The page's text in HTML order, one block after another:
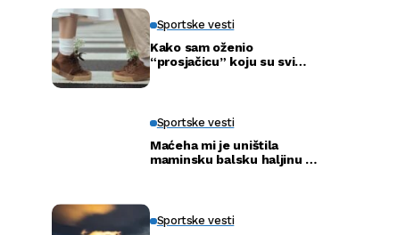
Sportske vesti
Kako sam oženio
“prosjačicu” koju su svi
Sportske vesti
Maćeha mi je uništila
maminsku balsku haljinu —
Sportske vesti